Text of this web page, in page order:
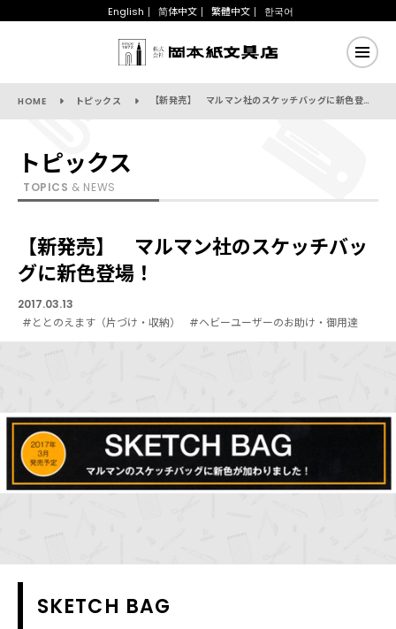
English 简体中文 繁體中文 한국어
HOME トピックス 【新発売】 マルマン社のスケッチバッグに新色登場！
トピックス
TOPICS & NEWS
【新発売】 マルマン社のスケッチバッ
グに新色登場！
2017.03.13
#ととのえます（片づけ・収納）
#ヘビーユーザーのお助け・御用達
SKETCH BAG